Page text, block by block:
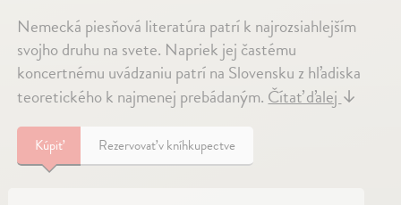
Nemecká piesňová literatúra patrí k najrozsiahlejším
svojho druhu na svete. Napriek jej častému
koncertnému uvádzaniu patrí na Slovensku z hľadiska
teoretického k najmenej prebádaným.Čítať ďalej↓
Kúpiť Rezervovať v kníhkupectve